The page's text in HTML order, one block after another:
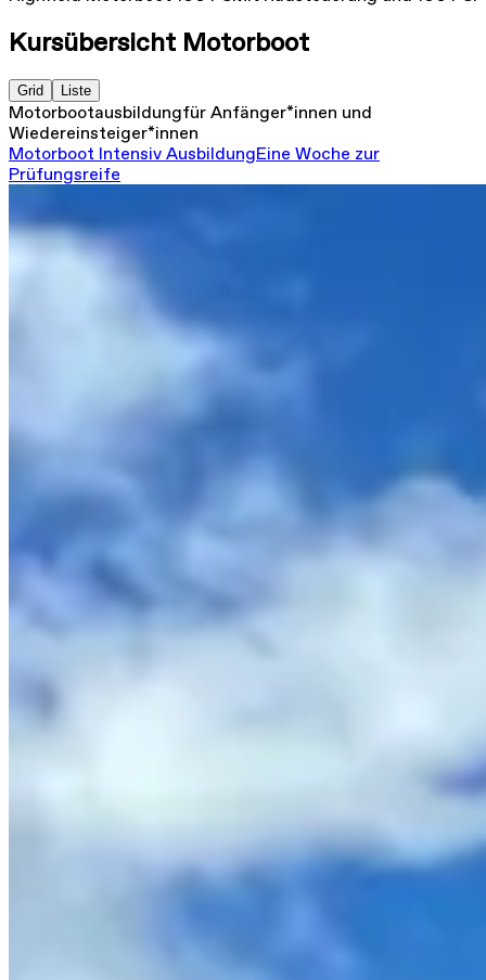
Kursübersicht Motorboot
Grid Liste
Motorbootausbildungfür Anfänger*innen und
Wiedereinsteiger*innen
Motorboot Intensiv AusbildungEine Woche zur
Prüfungsreife